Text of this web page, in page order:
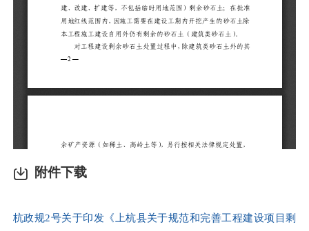
附件下载
杭政规2号关于印发《上杭县关于规范和完善工程建设项目剩